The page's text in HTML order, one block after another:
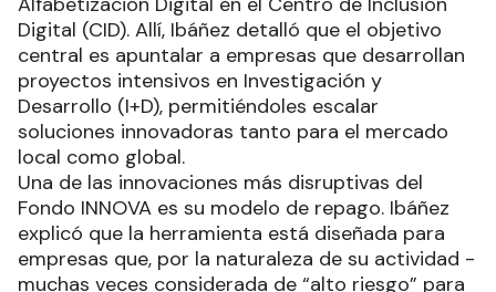
Digital (CID). Allí, Ibáñez detalló que el objetivo
central es apuntalar a empresas que desarrollan
proyectos intensivos en Investigación y
Desarrollo (I+D), permitiéndoles escalar
soluciones innovadoras tanto para el mercado
local como global.
Una de las innovaciones más disruptivas del
Fondo INNOVA es su modelo de repago. Ibáñez
explicó que la herramienta está diseñada para
empresas que, por la naturaleza de su actividad -
muchas veces considerada de “alto riesgo” para